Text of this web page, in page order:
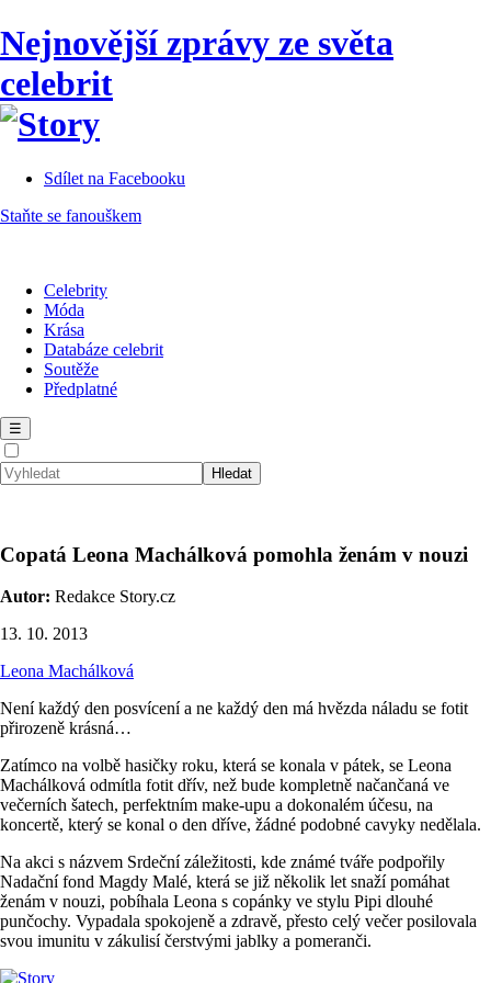
Nejnovější zprávy ze světa
celebrit
Sdílet na Facebooku
Staňte se fanouškem
Celebrity
Móda
Krása
Databáze celebrit
Soutěže
Předplatné
☰
Copatá Leona Machálková pomohla ženám v nouzi
Autor: Redakce Story.cz
13. 10. 2013
Leona Machálková
Není každý den posvícení a ne každý den má hvězda náladu se fotit
přirozeně krásná…
Zatímco na volbě hasičky roku, která se konala v pátek, se Leona
Machálková odmítla fotit dřív, než bude kompletně načančaná ve
večerních šatech, perfektním make-upu a dokonalém účesu, na
koncertě, který se konal o den dříve, žádné podobné cavyky nedělala.
Na akci s názvem Srdeční záležitosti, kde známé tváře podpořily
Nadační fond Magdy Malé, která se již několik let snaží pomáhat
ženám v nouzi, pobíhala Leona s copánky ve stylu Pipi dlouhé
punčochy. Vypadala spokojeně a zdravě, přesto celý večer posilovala
svou imunitu v zákulisí čerstvými jablky a pomeranči.